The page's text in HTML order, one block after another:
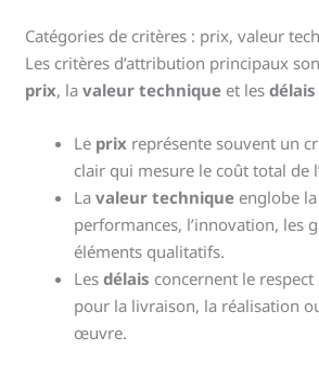
Catégories de critères : prix, valeur
Les critères d’attribution principaux
prix, lavaleur technique et lesdélais
Le prix représente souvent un
clair qui mesure le coût total de
Lavaleur technique englobe
performances, l’innovation, les
éléments qualitatifs.
Lesdélais concernent le
pour la livraison, la réalisation
œuvre.